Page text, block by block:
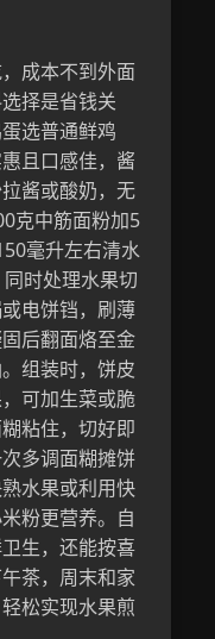
成本不到外面
择是省钱关
选普通鲜鸡
且口感佳，酱
酱或酸奶，无
克中筋面粉加5
毫升左右清水
时处理水果切
电饼铛，刷薄
后翻面烙至金
组装时，饼皮
可加生菜或脆
粘住，切好即
多调面糊摊饼
水果或利用快
粉更营养。自
生，还能按喜
茶，周末和家
松实现水果煎